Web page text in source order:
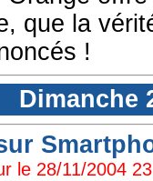
que la
!
Dimanche
le 28/11/2004